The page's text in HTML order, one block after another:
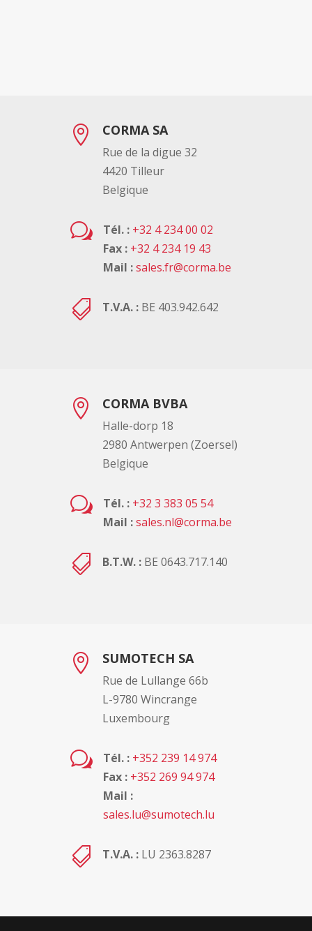
 CORMA SA
Rue de la digue 32
4420 Tilleur
Belgique
w Tél. : +32 4 234 00 02
Fax : +32 4 234 19 43
Mail :sales.fr@corma.be
 T.V.A. : BE 403.942.642
 CORMA BVBA
Halle-dorp 18
2980 Antwerpen (Zoersel)
Belgique
w Tél. : +32 3 383 05 54
Mail :sales.nl@corma.be
 B.T.W. : BE 0643.717.140
 SUMOTECH SA
Rue de Lullange 66b
L-9780 Wincrange
Luxembourg
w Tél. : +352 239 14 974
Fax : +352 269 94 974
Mail :
sales.lu@sumotech.lu
 T.V.A. : LU 2363.8287